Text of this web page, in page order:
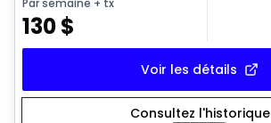
Par semaine + tx
130$
Voir les détails
Consultez l'historique